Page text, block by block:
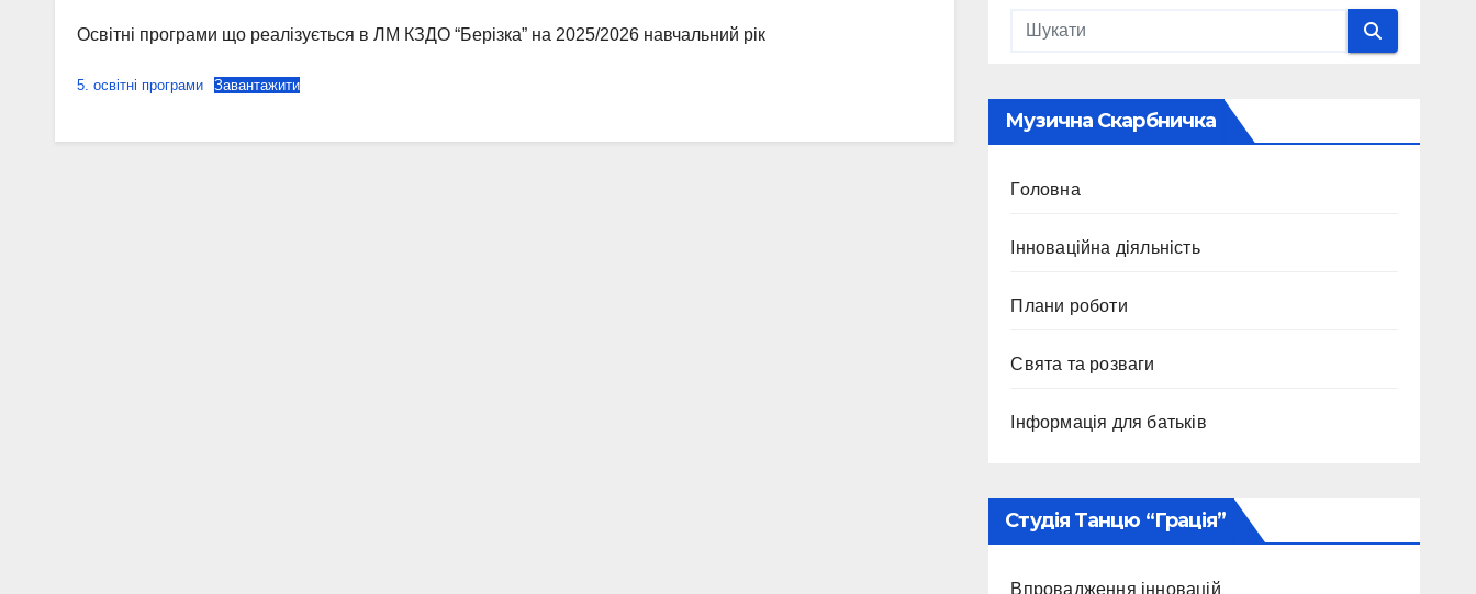
Освітні програми що реалізується в ЛМ КЗДО “Берізка” на 2025/2026 навчальний рік
5. освітні програми Завантажити
Музична Скарбничка
Головна
Інноваційна діяльність
Плани роботи
Свята та розваги
Інформація для батьків
Студія Танцю “Грація”
Впровадження інновацій